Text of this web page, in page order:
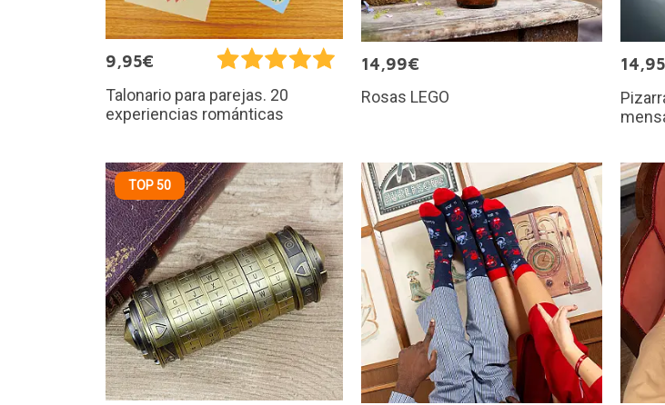
9,95€
Talonario para parejas. 20
experiencias románticas
14,99€
Rosas LEGO
TOP 50